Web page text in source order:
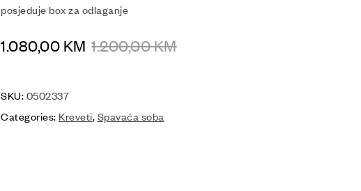
posjeduje box za odlaganje
1.200,00KM
1.080,00 KM
SKU: 0502337
Categories: Kreveti, Spavaća soba